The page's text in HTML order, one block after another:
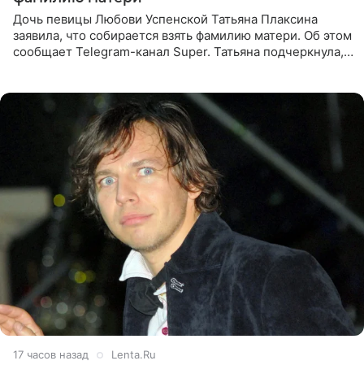
Дочь певицы Любови Успенской Татьяна Плаксина
заявила, что собирается взять фамилию матери. Об этом
сообщает Telegram-канал Super. Татьяна подчеркнула,
17 часов назад Lenta.Ru